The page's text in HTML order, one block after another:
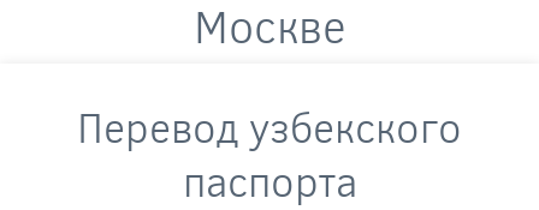
Москве
Перевод узбекского
паспорта